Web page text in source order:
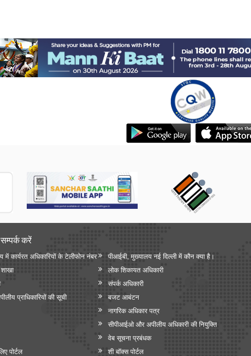
करें
कार्यरत अधिकारियों के टेलीफोन नंबर
पीआईबी, मुख्यालय नई दिल्ली में कौन क्या है।
लोक शिकायत अधिकारी
संपर्क अधिकारी
प्राधिकारियों की सूची
बजट आबंटन
नागरिक अधिकार पत्र
सीपीआईओ और अपी‍लीय अधिकारी की नियुक्ति
वेब सूचना प्रबंधक
पोर्टल
शी बॉक्स पोर्टल